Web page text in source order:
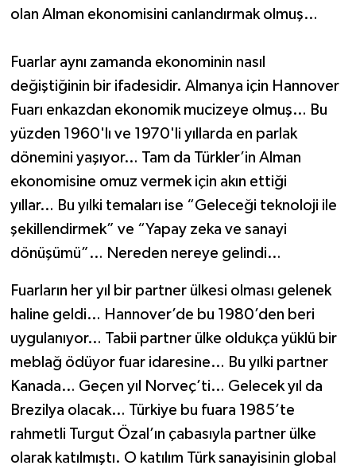
olan Alman ekonomisini canlandırmak olmuş…
Fuarlar aynı zamanda ekonominin nasıl
değiştiğinin bir ifadesidir. Almanya için Hannover
Fuarı enkazdan ekonomik mucizeye olmuş… Bu
yüzden 1960'lı ve 1970'li yıllarda en parlak
dönemini yaşıyor… Tam da Türkler’in Alman
ekonomisine omuz vermek için akın ettiği
yıllar… Bu yılki temaları ise “Geleceği teknoloji ile
şekillendirmek” ve “Yapay zeka ve sanayi
dönüşümü”… Nereden nereye gelindi…
Fuarların her yıl bir partner ülkesi olması gelenek
haline geldi… Hannover’de bu 1980’den beri
uygulanıyor… Tabii partner ülke oldukça yüklü bir
meblağ ödüyor fuar idaresine… Bu yılki partner
Kanada… Geçen yıl Norveç’ti… Gelecek yıl da
Brezilya olacak… Türkiye bu fuara 1985’te
rahmetli Turgut Özal’ın çabasıyla partner ülke
olarak katılmıştı. O katılım Türk sanayisinin global